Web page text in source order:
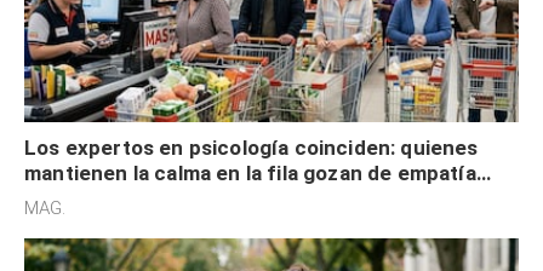
Los expertos en psicología coinciden: quienes
mantienen la calma en la fila gozan de empatía
cognitiva, gratitud y no solo tienen autocontrol
MAG.